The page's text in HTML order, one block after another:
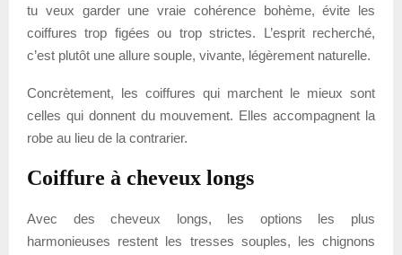
tu veux garder une vraie cohérence bohème, évite les
coiffures trop figées ou trop strictes. L’esprit recherché,
c’est plutôt une allure souple, vivante, légèrement naturelle.
Concrètement, les coiffures qui marchent le mieux sont
celles qui donnent du mouvement. Elles accompagnent la
robe au lieu de la contrarier.
Coiffure à cheveux longs
Avec des cheveux longs, les options les plus
harmonieuses restent les tresses souples, les chignons